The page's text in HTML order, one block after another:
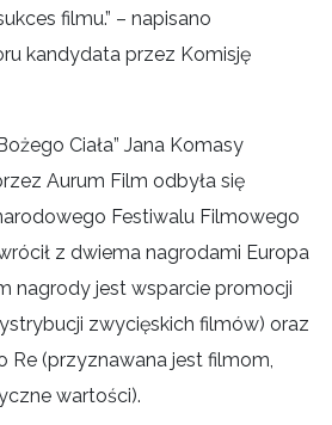
filmu.” – napisano
kandydata przez Komisję
Ciała” Jana Komasy
Aurum Film odbyła się
Festiwalu Filmowego
z dwiema nagrodami Europa
nagrody jest wsparcie promocji
zwycięskich filmów) oraz
Re (przyznawana jest filmom,
wartości).